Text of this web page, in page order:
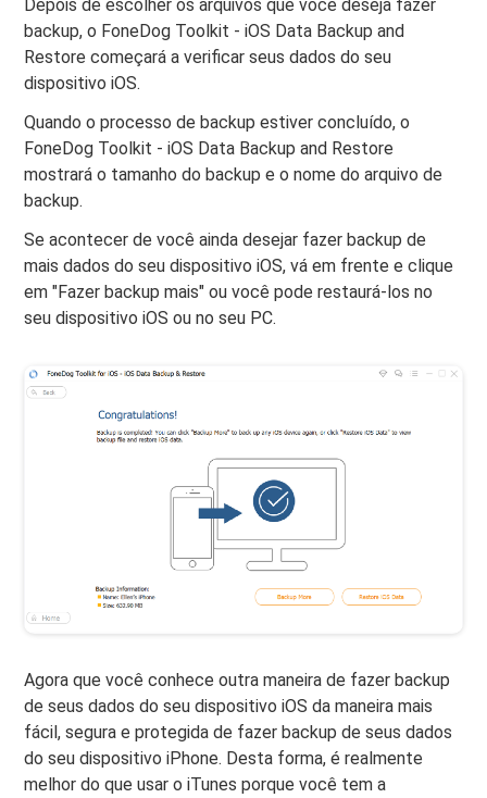
Depois de escolher os arquivos que você deseja fazer
backup, o FoneDog Toolkit - iOS Data Backup and
Restore começará a verificar seus dados do seu
dispositivo iOS.
Quando o processo de backup estiver concluído, o
FoneDog Toolkit - iOS Data Backup and Restore
mostrará o tamanho do backup e o nome do arquivo de
backup.
Se acontecer de você ainda desejar fazer backup de
mais dados do seu dispositivo iOS, vá em frente e clique
em "Fazer backup mais" ou você pode restaurá-los no
seu dispositivo iOS ou no seu PC.
Agora que você conhece outra maneira de fazer backup
de seus dados do seu dispositivo iOS da maneira mais
fácil, segura e protegida de fazer backup de seus dados
do seu dispositivo iPhone. Desta forma, é realmente
melhor do que usar o iTunes porque você tem a